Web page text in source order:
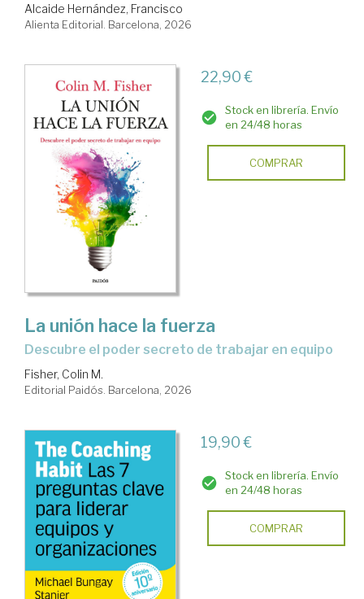
Alcaide Hernández, Francisco
Alienta Editorial. Barcelona, 2026
22,90 €
Stock en librería. Envío
en 24/48 horas
COMPRAR
La unión hace la fuerza
Descubre el poder secreto de trabajar en equipo
Fisher, Colin M.
Editorial Paidós. Barcelona, 2026
19,90 €
Stock en librería. Envío
en 24/48 horas
COMPRAR